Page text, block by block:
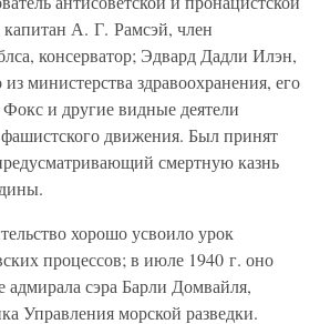
А. Г. Рамсэй, член
консерватор; Эдвард Дадли Илэн,
министерства здравоохранения, его
и другие видные деятели
движения. Был принят
смертную казнь
хорошо усвоило урок
процессов; в июле 1940 г. оно
адмирала сэра Барли Домвайля,
Управления морской разведки.